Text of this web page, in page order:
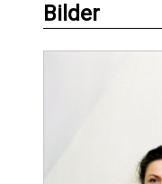
Bilder